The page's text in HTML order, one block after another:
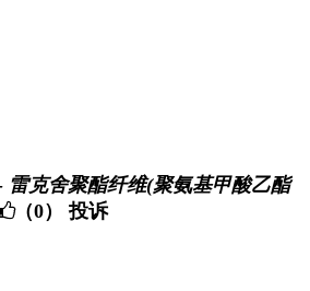
雷克舍聚酯纤维(聚氨基甲酸乙酯
（0） 投诉